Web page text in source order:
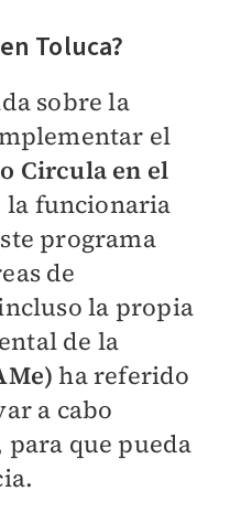
Toluca?
sobre la
el
Circula en el
la funcionaria
programa
de
la propia
de la
ha referido
a cabo
que pueda